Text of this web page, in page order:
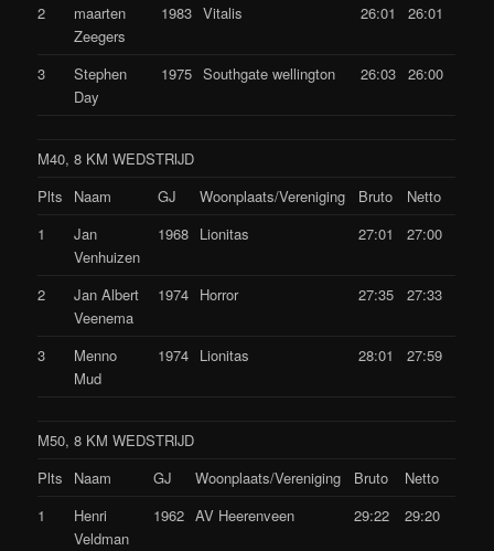
2
maarten
Zeegers
1983 Vitalis 26:01 26:01
3
Stephen
Day
1975 Southgate wellington 26:03 26:00
M40, 8 KM WEDSTRIJD
Plts
Naam GJ Woonplaats/Vereniging Bruto
Netto
1
Jan
Venhuizen
1968 Lionitas 27:01 27:00
2
Jan Albert
Veenema
1974 Horror 27:35 27:33
3
Menno
Mud
1974 Lionitas 28:01 27:59
M50, 8 KM WEDSTRIJD
Plts
Naam GJ Woonplaats/Vereniging Bruto
Netto
1
Henri
Veldman
1962 AV Heerenveen 29:22 29:20